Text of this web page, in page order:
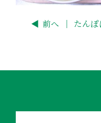
◀ 前へ ｜ たん